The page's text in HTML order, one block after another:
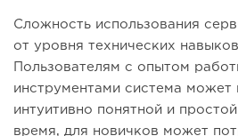
Сложность использования
от уровня технических
Пользователям с опытом
инструментами система может
интуитивно понятной и
время, для новичков может